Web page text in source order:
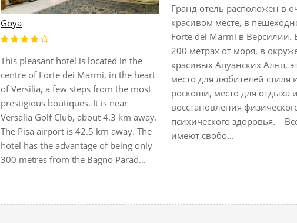
Goya
This pleasant hotel is located in the
centre of Forte dei Marmi, in the heart
of Versilia, a few steps from the most
prestigious boutiques. It is near
Versalia Golf Club, about 4.3 km away.
The Pisa airport is 42.5 km away. The
hotel has the advantage of being only
300 metres from the Bagno Parad...
Гранд отель расположен в
красивом месте, в
Forte dei Marmi в Версилии.
200 метрах от моря, в
красивых Апуанских Альп,
место для любителей стиля
роскоши, место для отдыха и
восстановления
психического здоровья.
имеют свобо...